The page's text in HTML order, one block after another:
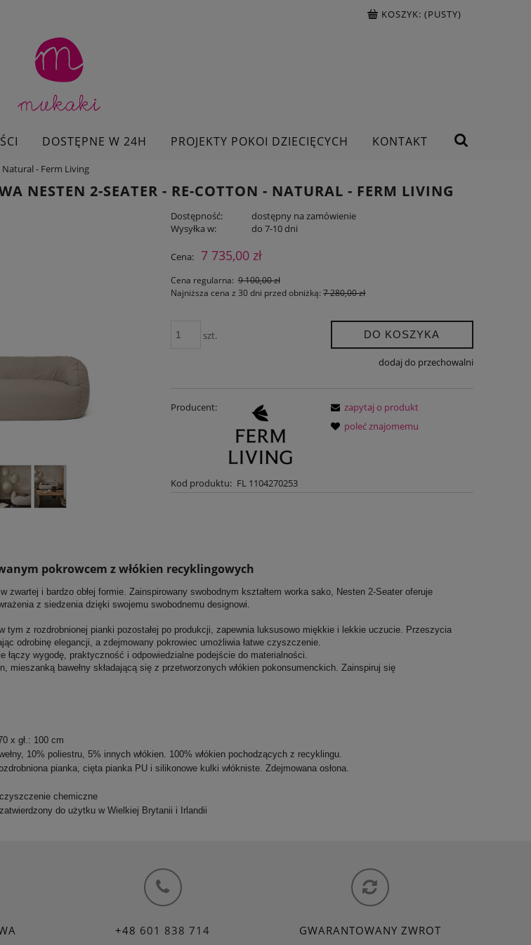
KOSZYK: (PUSTY)
DOSTĘPNE W 24H PROJEKTY POKOI DZIECIĘCYCH
KONTAKT
- Ferm Living
NESTEN 2-SEATER - RE-COTTON - NATURAL - FERM LIVING
Dostępność:
dostępny na zamówienie
Wysyłka w:
do 7-10 dni
Cena: 7 735,00 zł
Cena regularna: 9 100,00 zł
Najniższa cena z 30 dni przed obniżką:7 280,00 zł
szt. DO KOSZYKA
dodaj do przechowalni
Producent:
Kod produktu: FL 1104270253
zapytaj o produkt
poleć znajomemu
pokrowcem z włókien recyklingowych
zwartej i bardzo obłej formie. Zainspirowany swobodnym kształtem worka sako, Nesten 2-Seater oferuje
z siedzenia dzięki swojemu swobodnemu designowi.
tym z rozdrobnionej pianki pozostałej po produkcji, zapewnia luksusowo miękkie i lekkie uczucie. Przeszycia
odrobinę elegancji, a zdejmowany pokrowiec umożliwia łatwe czyszczenie.
łączy wygodę, praktyczność i odpowiedzialne podejście do materialności.
mieszanką bawełny składającą się z przetworzonych włókien pokonsumenckich. Zainspiruj się
x gł.: 100 cm
10% poliestru, 5% innych włókien. 100% włókien pochodzących z recyklingu.
pianka, cięta pianka PU i silikonowe kulki włókniste. Zdejmowana osłona.
chemiczne
do użytku w Wielkiej Brytanii i Irlandii
+48 601 838 714 GWARANTOWANY ZWROT